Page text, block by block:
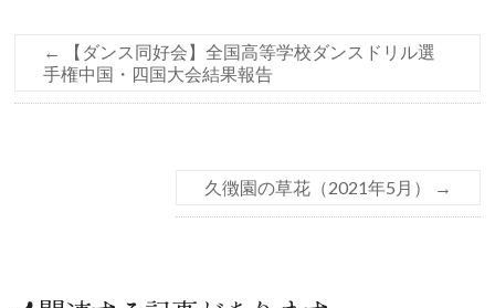
←
【ダンス同好会】全国高等学校ダンスドリル選
手権中国・四国大会結果報告
久徴園の草花（2021年5月） →